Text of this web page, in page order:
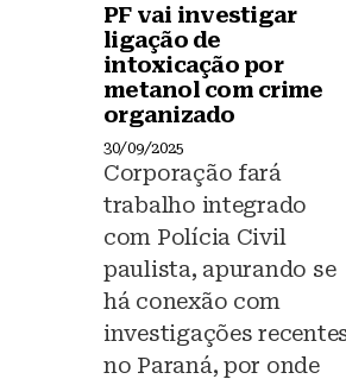
PF vai investigar
ligação de
intoxicação por
metanol com crime
organizado
30/09/2025
Corporação fará
trabalho integrado
com Polícia Civil
paulista, apurando se
há conexão com
investigações
no Paraná, por onde